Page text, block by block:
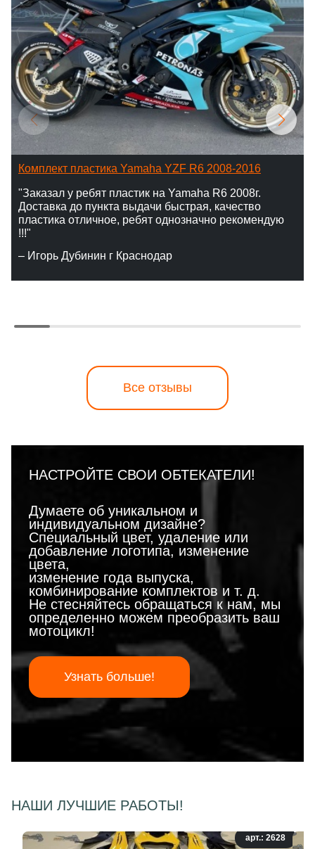
Комплект пластика Yamaha YZF R6 2008-2016
"Заказал у ребят пластик на Yamaha R6 2008г.
Доставка до пункта выдачи быстрая, качество
пластика отличное, ребят однозначно рекомендую
!!!"
– Игорь Дубинин г Краснодар
Все отзывы
НАСТРОЙТЕ СВОИ ОБТЕКАТЕЛИ!
Думаете об уникальном и
индивидуальном дизайне?
Специальный цвет, удаление или
добавление логотипа, изменение
цвета,
изменение года выпуска,
комбинирование комплектов и т. д.
Не стесняйтесь обращаться к нам, мы
определенно можем преобразить ваш
мотоцикл!
Узнать больше!
НАШИ ЛУЧШИЕ РАБОТЫ!
арт.: 2628